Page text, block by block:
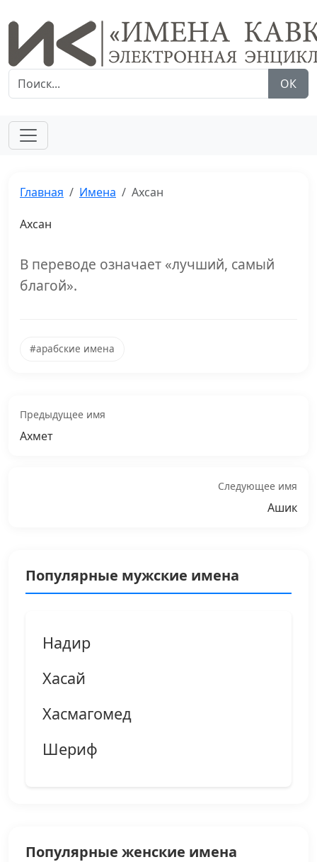
ОК
Главная Имена Ахсан
Ахсан
В переводе означает «лучший, самый
благой».
#арабские имена
Предыдущее имя
Ахмет
Следующее имя
Ашик
Популярные мужские имена
Надир
Хасай
Хасмагомед
Шериф
Популярные женские имена